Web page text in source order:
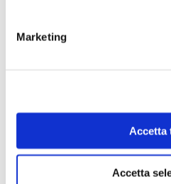
Marketing
Accetta
Accetta